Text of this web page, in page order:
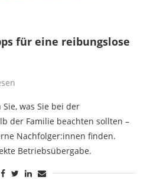
für eine reibungslose
was Sie bei der
der Familie beachten sollten –
Nachfolger:innen finden.
Betriebsübergabe.